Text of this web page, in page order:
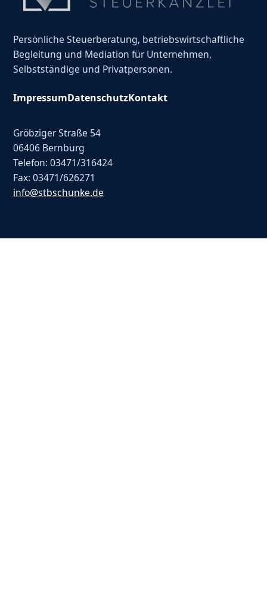
Persönliche Steuerberatung, betriebswirtschaftliche
Begleitung und Mediation für Unternehmen,
Selbstständige und Privatpersonen.
ImpressumDatenschutzKontakt
Gröbziger Straße 54
06406 Bernburg
Telefon: 03471/316424
Fax: 03471/626271
info@stbschunke.de